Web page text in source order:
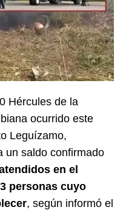
Hércules de la
ocurrido este
Leguízamo,
un saldo confirmado
en el
personas cuyo
, según informó el